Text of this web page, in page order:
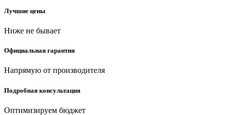
мм
20
редукционный
(51476-
quantity
Лучшие цены
Ниже не бывает
Официальная гарантия
Напрямую от производителя
Подробная консультация
Оптимизируем бюджет